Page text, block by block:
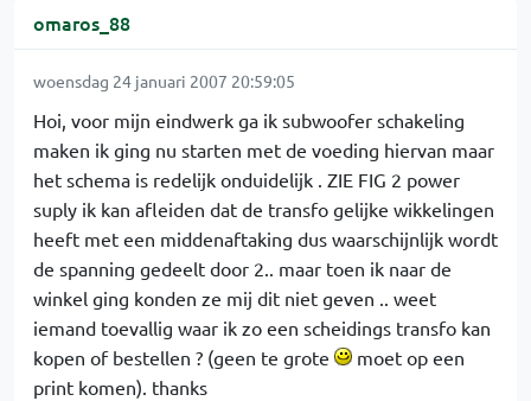
omaros_88
woensdag 24 januari 2007 20:59:05
Hoi, voor mijn eindwerk ga ik subwoofer schakeling
maken ik ging nu starten met de voeding hiervan maar
het schema is redelijk onduidelijk . ZIE FIG 2 power
suply ik kan afleiden dat de transfo gelijke wikkelingen
heeft met een middenaftaking dus waarschijnlijk wordt
de spanning gedeelt door 2.. maar toen ik naar de
winkel ging konden ze mij dit niet geven .. weet
iemand toevallig waar ik zo een scheidings transfo kan
kopen of bestellen ? (geen te grote
moet op een
print komen). thanks